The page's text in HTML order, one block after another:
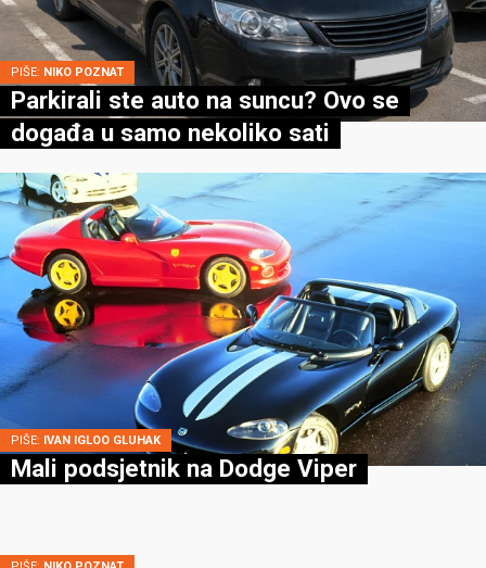
PIŠE: NIKO POZNAT
Parkirali ste auto na suncu? Ovo se
događa u samo nekoliko sati
PIŠE: IVAN IGLOO GLUHAK
Mali podsjetnik na Dodge Viper